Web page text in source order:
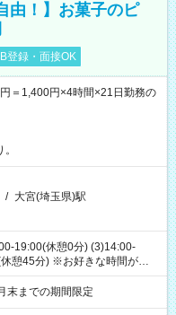
由！】お菓子のピ
登録・面接OK
＝1,400円×4時間×21日勤務の
/ 大宮(埼玉県)駅
19:00(休憩0分) (3)14:00-
憩45分) ※お好きな時間が選べ
末までの期間限定